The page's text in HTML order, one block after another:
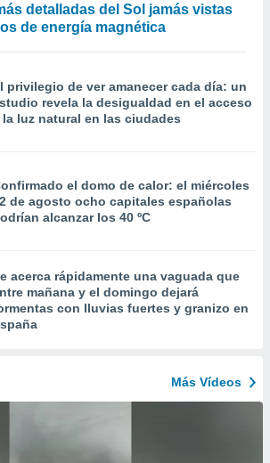
detalladas del Sol jamás vistas
de energía magnética
privilegio de ver amanecer cada día: un
revela la desigualdad en el acceso
la luz natural en las ciudades
el domo de calor: el miércoles
de agosto ocho capitales españolas
alcanzar los 40 ºC
acerca rápidamente una vaguada que
mañana y el domingo dejará
con lluvias fuertes y granizo en
Más Vídeos